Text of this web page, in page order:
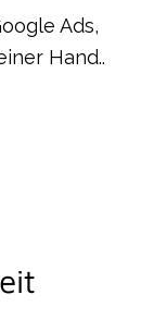
Ads,
Hand..